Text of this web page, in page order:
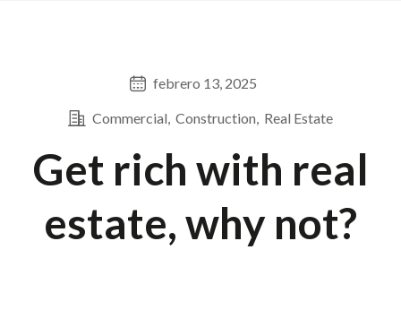
febrero 13, 2025
Commercial Construction Real Estate
Get rich with real
estate, why not?